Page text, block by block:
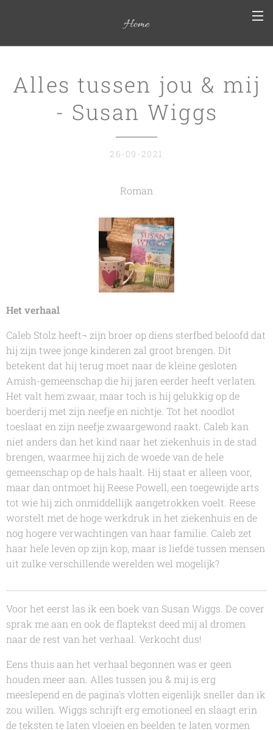
Home
Alles tussen jou & mij
- Susan Wiggs
26-09-2021
Roman
Het verhaal
Caleb Stolz heeft¬ zijn broer op diens sterfbed beloofd dat
hij zijn twee jonge kinderen zal groot brengen. Dit
betekent dat hij terug moet naar de kleine gesloten
Amish-gemeenschap die hij jaren eerder heeft verlaten.
Het valt hem zwaar, maar toch is hij gelukkig op de
boerderij met zijn neefje en nichtje. Tot het noodlot
toeslaat en zijn neefje zwaargewond raakt. Caleb kan
niet anders dan het kind naar het ziekenhuis in de stad
brengen, waarmee hij zich de woede van de hele
gemeenschap op de hals haalt. Hij staat er alleen voor,
maar dan ontmoet hij Reese Powell, een toegewijde arts
tot wie hij zich onmiddellijk aangetrokken voelt. Reese
worstelt met de hoge werkdruk in het ziekenhuis en de
nog hogere verwachtingen van haar familie. Caleb zet
haar hele leven op zijn kop, maar is liefde tussen mensen
uit zulke verschillende werelden wel mogelijk?
Voor het eerst las ik een boek van Susan Wiggs. De cover
sprak me aan en ook de flaptekst deed mij al dromen
naar de rest van het verhaal. Verkocht dus!
Eens thuis aan het verhaal begonnen was er geen
houden meer aan. Alles tussen jou & mij is erg
meeslepend en de pagina's vlotten eigenlijk sneller dan ik
zou willen. Wiggs schrijft erg emotioneel en slaagt erin
de teksten te laten vloeien en beelden te laten vormen